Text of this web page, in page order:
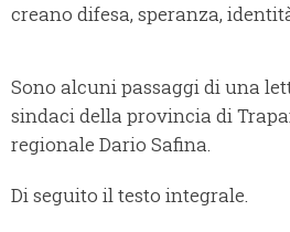
creano difesa, speranza,
Sono alcuni passaggi di una
sindaci della provincia di
regionale Dario Safina.
Di seguito il testo integrale.